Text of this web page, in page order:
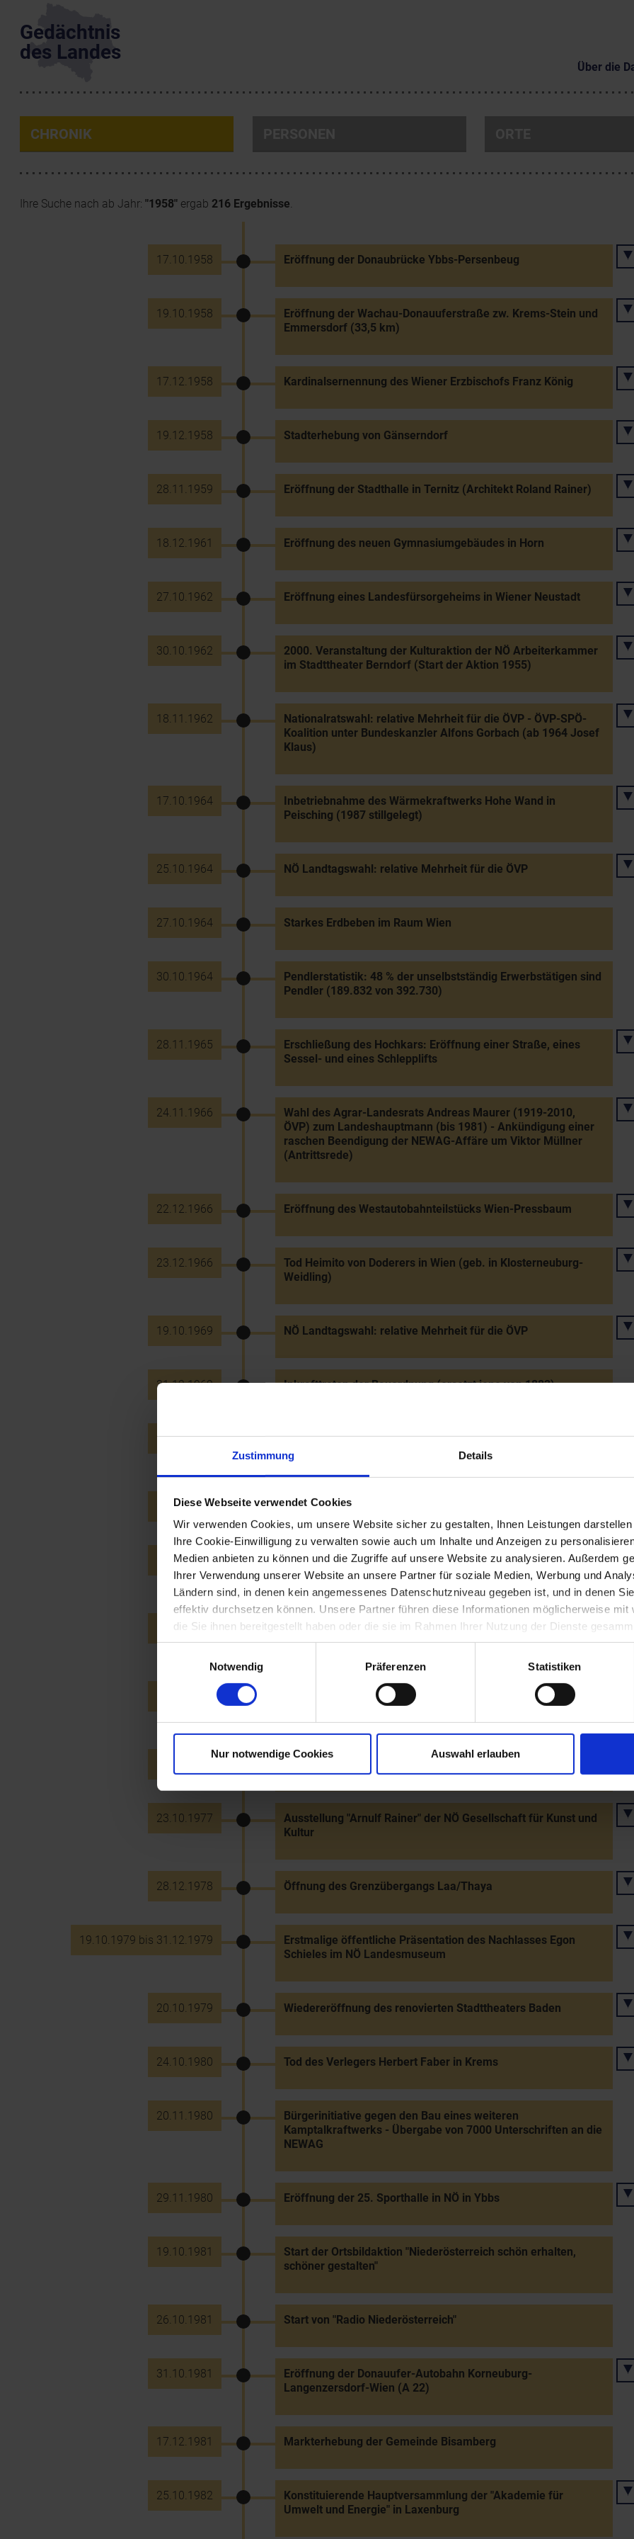
Zustimmung Details
Diese Webseite verwendet Cookies
Wir verwenden Cookies, um unsere Website sicher zu gestalten, Ihnen Leistungen
Ihre Cookie-Einwilligung zu verwalten sowie auch um Inhalte und Anzeigen zu
Medien anbieten zu können und die Zugriffe auf unsere Website zu analysieren. Außerdem
Ihrer Verwendung unserer Website an unsere Partner für soziale Medien, Werbung und
Ländern sind, in denen kein angemessenes Datenschutzniveau gegeben ist, und in denen
effektiv durchsetzen können. Unsere Partner führen diese Informationen möglicherweise mit
die Sie ihnen bereitgestellt haben oder die sie im Rahmen Ihrer Nutzung der Dienste
Notwendig
Präferenzen Statistiken
Nur notwendige Cookies Auswahl erlauben
Gedächtnis
des Landes
Über die
CHRONIK
Ihre Suche nach ab Jahr: "1958" ergab 216 Ergebnisse.
17.10.1958 Eröffnung der Donaubrücke Ybbs-Persenbeug
19.10.1958
Eröffnung der Wachau-Donauuferstraße zw. Krems-Stein und
Emmersdorf (33,5 km)
17.12.1958 Kardinalsernennung des Wiener Erzbischofs Franz König
19.12.1958 Stadterhebung von Gänserndorf
28.11.1959 Eröffnung der Stadthalle in Ternitz (Architekt Roland Rainer)
18.12.1961 Eröffnung des neuen Gymnasiumgebäudes in Horn
27.10.1962 Eröffnung eines Landesfürsorgeheims in Wiener Neustadt
30.10.1962
2000. Veranstaltung der Kulturaktion der NÖ Arbeiterkammer
im Stadttheater Berndorf (Start der Aktion 1955)
18.11.1962
Nationalratswahl: relative Mehrheit für die ÖVP - ÖVP-SPÖ-
Koalition unter Bundeskanzler Alfons Gorbach (ab 1964 Josef
Klaus)
17.10.1964
Inbetriebnahme des Wärmekraftwerks Hohe Wand in
Peisching (1987 stillgelegt)
25.10.1964 NÖ Landtagswahl: relative Mehrheit für die ÖVP
27.10.1964 Starkes Erdbeben im Raum Wien
30.10.1964
Pendlerstatistik: 48 % der unselbstständig Erwerbstätigen sind
Pendler (189.832 von 392.730)
28.11.1965
Erschließung des Hochkars: Eröffnung einer Straße, eines
Sessel- und eines Schlepplifts
24.11.1966
Wahl des Agrar-Landesrats Andreas Maurer (1919-2010,
ÖVP) zum Landeshauptmann (bis 1981) - Ankündigung einer
raschen Beendigung der NEWAG-Affäre um Viktor Müllner
(Antrittsrede)
22.12.1966 Eröffnung des Westautobahnteilstücks Wien-Pressbaum
23.12.1966
Tod Heimito von Doderers in Wien (geb. in Klosterneuburg-
Weidling)
19.10.1969 NÖ Landtagswahl: relative Mehrheit für die ÖVP
31.12.1969 Inkrafttreten der Bauordnung (ersetzt jene von 1883)
29.10.1970
Feierliche Beisetzung der Babenbergergebeine in der
Stiftskirche Melk (zwei Jahre zuvor exhumiert)
20.10.1971 Eröffnung des Philips-Eurocenters im Industriezentrum-Süd
21.12.1972
Eröffnung des neuen Gebäudes der NÖ Arbeiterkammer in
Wien
18.10.1975
Seligsprechung von Maria Theresia Ledochowska aus
Loosdorf
Eröffnung der Schleusenanlage des neuen Donaukraftwerks
23.10.1977
Ausstellung "Arnulf Rainer" der NÖ Gesellschaft für Kunst und
Kultur
28.12.1978 Öffnung des Grenzübergangs Laa/Thaya
19.10.1979 bis 31.12.1979
Erstmalige öffentliche Präsentation des Nachlasses Egon
Schieles im NÖ Landesmuseum
20.10.1979 Wiedereröffnung des renovierten Stadttheaters Baden
24.10.1980 Tod des Verlegers Herbert Faber in Krems
20.11.1980
Bürgerinitiative gegen den Bau eines weiteren
Kamptalkraftwerks - Übergabe von 7000 Unterschriften an die
NEWAG
29.11.1980 Eröffnung der 25. Sporthalle in NÖ in Ybbs
19.10.1981
Start der Ortsbildaktion "Niederösterreich schön erhalten,
schöner gestalten"
26.10.1981 Start von "Radio Niederösterreich"
31.10.1981
Eröffnung der Donauufer-Autobahn Korneuburg-
Langenzersdorf-Wien (A 22)
17.12.1981 Markterhebung der Gemeinde Bisamberg
25.10.1982
Konstituierende Hauptversammlung der "Akademie für
Umwelt und Energie" in Laxenburg